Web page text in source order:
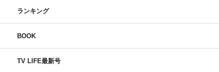
ランキング
BOOK
TV LIFE最新号